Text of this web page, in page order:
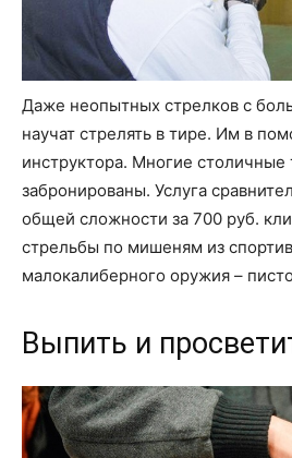
Даже неопытных стрелков с
научат стрелять в тире. Им в
инструктора. Многие
забронированы. Услуга
общей сложности за 700 руб.
стрельбы по мишеням из
малокалиберного оружия –
Выпить и